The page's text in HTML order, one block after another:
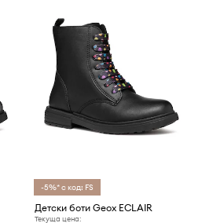
-5%* с код: FS
Детски боти Geox ECLAIR
Текуща цена: